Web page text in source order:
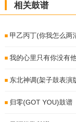
相关鼓谱
甲乙丙丁(你我怎么两
我的心里只有你没有
东北神调(架子鼓表演
归零(GOT YOU)鼓谱